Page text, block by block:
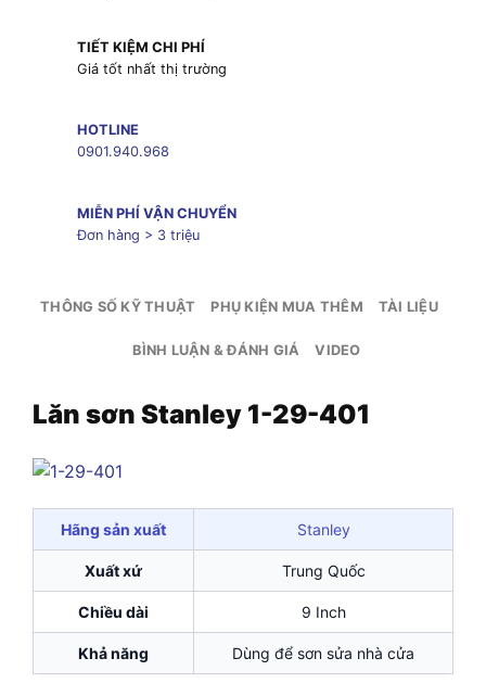
TIẾT KIỆM CHI PHÍ
Giá tốt nhất thị trường
HOTLINE
0901.940.968
MIỄN PHÍ VẬN CHUYỂN
Đơn hàng > 3 triệu
THÔNG SỐ KỸ THUẬT PHỤ KIỆN MUA THÊM TÀI LIỆU
BÌNH LUẬN & ĐÁNH GIÁ VIDEO
Lăn sơn Stanley 1-29-401
Hãng sản xuất Stanley
Xuất xứ Trung Quốc
Chiều dài 9 Inch
Khả năng Dùng để sơn sửa nhà cửa